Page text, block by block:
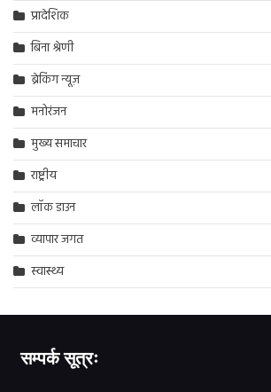
प्रादेशिक
बिना श्रेणी
ब्रेकिंग न्यूज़
मनोरंजन
मुख्य समाचार
राष्ट्रीय
लॉक डाउन
व्यापार जगत
स्वास्थ्य
सम्पर्क सूत्रः